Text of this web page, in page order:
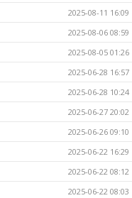
2025-08-11 16:09
2025-08-06 08:59
2025-08-05 01:26
2025-06-28 16:57
2025-06-28 10:24
2025-06-27 20:02
2025-06-26 09:10
2025-06-22 16:29
2025-06-22 08:12
2025-06-22 08:03